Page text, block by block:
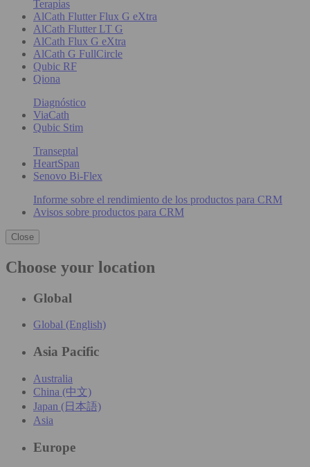
Terapias
AlCath Flutter Flux G eXtra
AlCath Flutter LT G
AlCath Flux G eXtra
AlCath G FullCircle
Qubic RF
Qiona
Diagnóstico
ViaCath
Qubic Stim
Transeptal
HeartSpan
Senovo Bi-Flex
Informe sobre el rendimiento de los productos para CRM
Avisos sobre productos para CRM
Close
Choose your location
Global
Global (English)
Asia Pacific
Australia
China (中文)
Japan (日本語)
Asia
Europe